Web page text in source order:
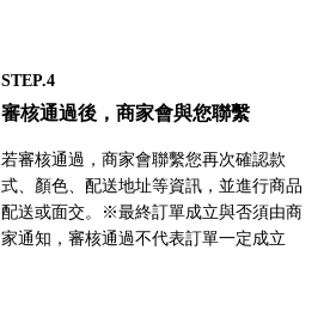
STEP.4
審核通過後，商家會與您聯繫
若審核通過，商家會聯繫您再次確認款
式、顏色、配送地址等資訊，並進行商品
配送或面交。※最終訂單成立與否須由商
家通知，審核通過不代表訂單一定成立